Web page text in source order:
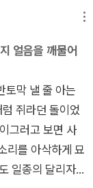
할 수 있다는
더할 수 있다는
뼈가 될 수 있다
만, 그런 생각이
한다. 여기에 뺄
라는 시에서 빼
에 대한 해석 구
가 등을 곧추세우
해척추에 꽂아둔
기억은 저마다 달
하거나 매를 들
맞았다고 기억
있지만 아들을
그래서 떼도 많
기를 나눴다. 이
엄마가 돌아가
마의 삶을 기억
는 말 때문인지
얼음을 깨물어
쥐라던 돌이었